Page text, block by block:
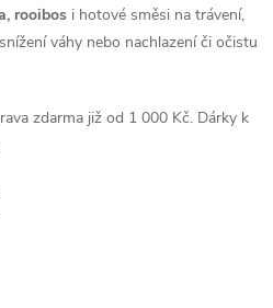
rooibos i hotové směsi na trávení,
váhy nebo nachlazení či očistu
zdarma již od 1 000 Kč. Dárky k